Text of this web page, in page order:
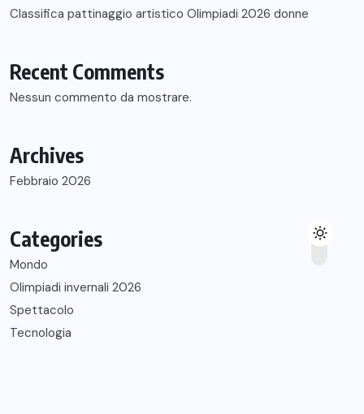
Classifica pattinaggio artistico Olimpiadi 2026 donne
Recent Comments
Nessun commento da mostrare.
Archives
Febbraio 2026
Categories
Mondo
Olimpiadi invernali 2026
Spettacolo
Tecnologia